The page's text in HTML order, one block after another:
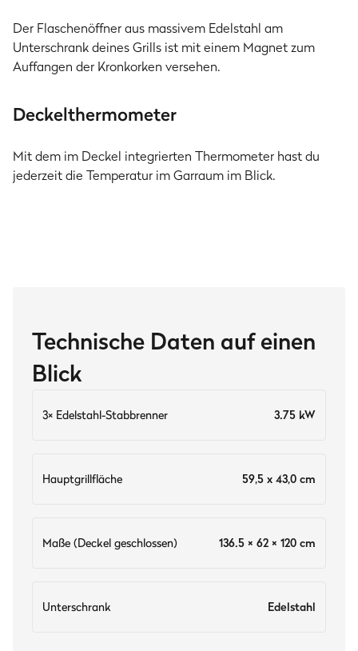
Der Flaschenöffner aus massivem Edelstahl am
Unterschrank deines Grills ist mit einem Magnet zum
Auffangen der Kronkorken versehen.
Deckelthermometer
Mit dem im Deckel integrierten Thermometer hast du
jederzeit die Temperatur im Garraum im Blick.
Technische Daten auf einen
Blick
3× Edelstahl-Stabbrenner 3.75 kW
Hauptgrillfläche 59,5 x 43,0 cm
Maße (Deckel geschlossen) 136.5 × 62 × 120 cm
Unterschrank Edelstahl